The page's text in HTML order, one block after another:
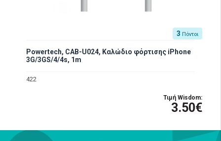
3 Πόντοι
Powertech, CAB-U024, Καλώδιο φόρτισης iPhone
3G/3GS/4/4s, 1m
422
Τιμή Wisdom:
3.50€